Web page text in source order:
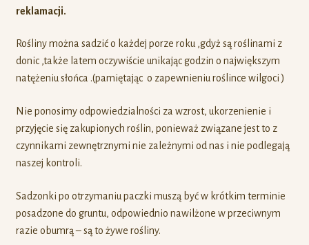
reklamacji.
Rośliny można sadzić o każdej porze roku ,gdyż są roślinami z
donic ,także latem oczywiście unikając godzin o największym
natężeniu słońca .(pamiętając o zapewnieniu roślince wilgoci )
Nie ponosimy odpowiedzialności za wzrost, ukorzenienie i
przyjęcie się zakupionych roślin, ponieważ związane jest to z
czynnikami zewnętrznymi nie zależnymi od nas i nie podlegają
naszej kontroli.
Sadzonki po otrzymaniu paczki muszą być w krótkim terminie
posadzone do gruntu, odpowiednio nawilżone w przeciwnym
razie obumrą – są to żywe rośliny.